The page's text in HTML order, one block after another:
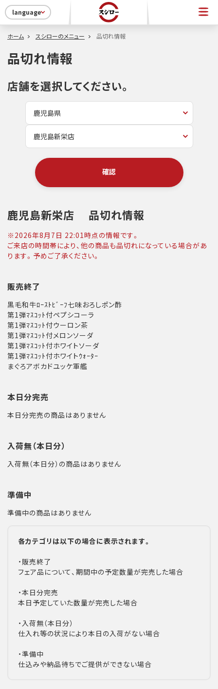
language
ホーム スシローのメニュー 品切れ情報
品切れ情報
店舗を選択してください。
確認
鹿児島新栄店 品切れ情報
※ 2026年8月7日 22:01時点の情報です。
ご来店の時間帯により、他の商品も品切れになっている場合があ
ります。予めご了承ください。
販売終了
黒毛和牛ﾛｰｽﾄﾋﾞｰﾌ七味おろしポン酢
第1弾ﾏｽｺｯﾄ付ペプシコーラ
第1弾ﾏｽｺｯﾄ付ウーロン茶
第1弾ﾏｽｺｯﾄ付メロンソーダ
第1弾ﾏｽｺｯﾄ付ホワイトソーダ
第1弾ﾏｽｺｯﾄ付ホワイトｳｫｰﾀｰ
まぐろアボカドユッケ軍艦
本日分完売
本日分完売の商品はありません
入荷無（本日分）
入荷無（本日分）の商品はありません
準備中
準備中の商品はありません
各カテゴリは以下の場合に表示されます。
・販売終了
フェア品について、期間中の予定数量が完売した場合
・本日分完売
本日予定していた数量が完売した場合
・入荷無（本日分）
仕入れ等の状況により本日の入荷がない場合
・準備中
仕込みや納品待ちでご提供ができない場合